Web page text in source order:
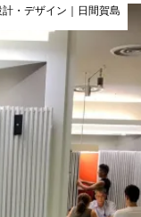
・デザイン｜日間賀島